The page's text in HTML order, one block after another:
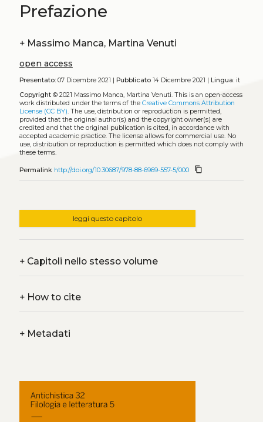
Prefazione
+ Massimo Manca, Martina Venuti
open access
Presentato:07 Dicembre 2021 | Pubblicato14 Dicembre 2021 | Lingua:it
Copyright© 2021 Massimo Manca, Martina Venuti. This is an open-access
work distributed under the terms of the Creative Commons Attribution
License (CC BY). The use, distribution or reproduction is permitted,
provided that the original author(s) and the copyright owner(s) are
credited and that the original publication is cited, in accordance with
accepted academic practice. The license allows for commercial use. No
use, distribution or reproduction is permitted which does not comply with
these terms.
Permalink http://doi.org/10.30687/978-88-6969-557-5/000 content_copy
leggi questo capitolo
+Capitoli nello stesso volume
+How to cite
+Metadati